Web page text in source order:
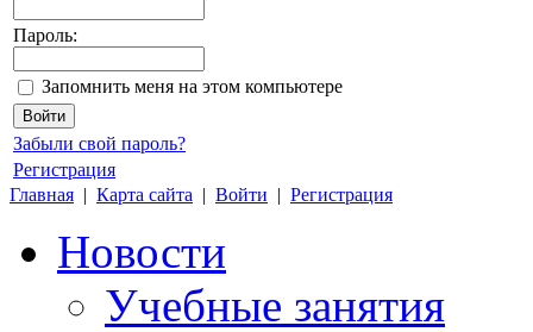
Пароль:
Запомнить меня на этом компьютере
Забыли свой пароль?
Регистрация
Главная | Карта сайта | Войти | Регистрация
Новости
Учебные занятия